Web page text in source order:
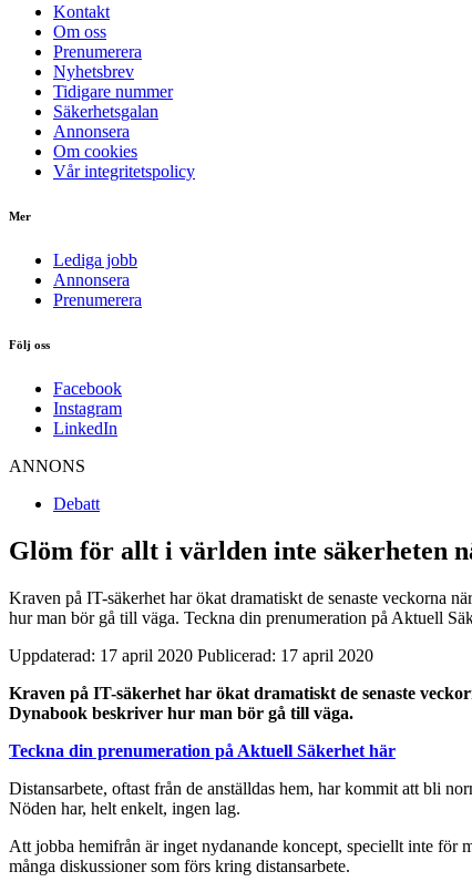
Kontakt
Om oss
Prenumerera
Nyhetsbrev
Tidigare nummer
Säkerhetsgalan
Annonsera
Om cookies
Vår integritetspolicy
Mer
Lediga jobb
Annonsera
Prenumerera
Följ oss
Facebook
Instagram
LinkedIn
ANNONS
Debatt
Glöm för allt i världen inte säkerheten
Kraven på IT-säkerhet har ökat dramatiskt de senaste veckorna
hur man bör gå till väga. Teckna din prenumeration på Aktuell
Uppdaterad: 17 april 2020 Publicerad: 17 april 2020
Kraven på IT-säkerhet har ökat dramatiskt de senaste
Dynabook beskriver hur man bör gå till väga.
Teckna din prenumeration på Aktuell Säkerhet här
Distansarbete, oftast från de anställdas hem, har kommit att bli
Nöden har, helt enkelt, ingen lag.
Att jobba hemifrån är inget nydanande koncept, speciellt inte för
många diskussioner som förs kring distansarbete.